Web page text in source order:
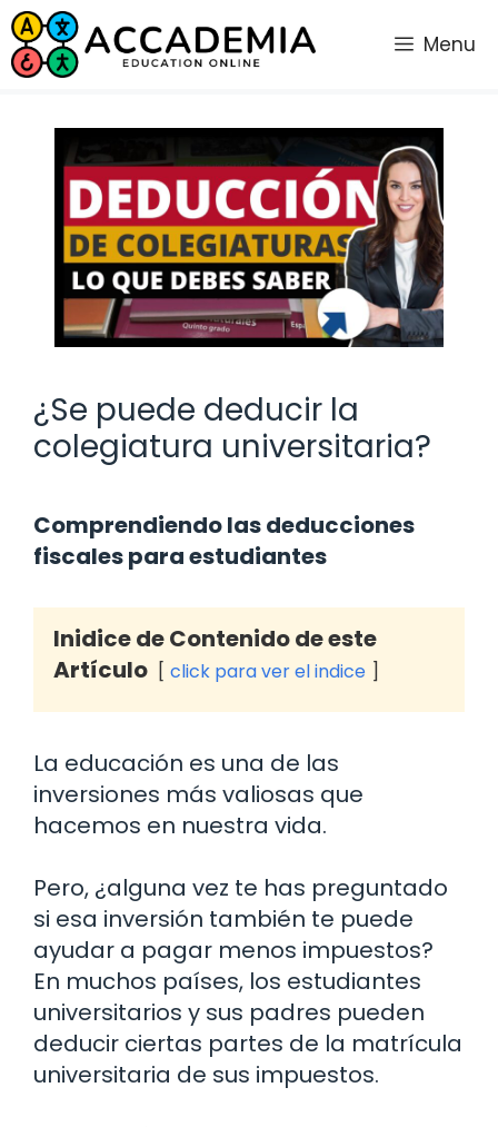
Saltar
al
contenido
Menu
¿Se puede deducir la
colegiatura universitaria?
Comprendiendo las deducciones
fiscales para estudiantes
Inidice de Contenido de este
Artículo
click para ver el indice
La educación es una de las
inversiones más valiosas que
hacemos en nuestra vida.
Pero, ¿alguna vez te has preguntado
si esa inversión también te puede
ayudar a pagar menos impuestos?
En muchos países, los estudiantes
universitarios y sus padres pueden
deducir ciertas partes de la matrícula
universitaria de sus impuestos.